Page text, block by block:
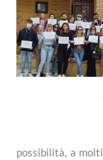
possibilità, a